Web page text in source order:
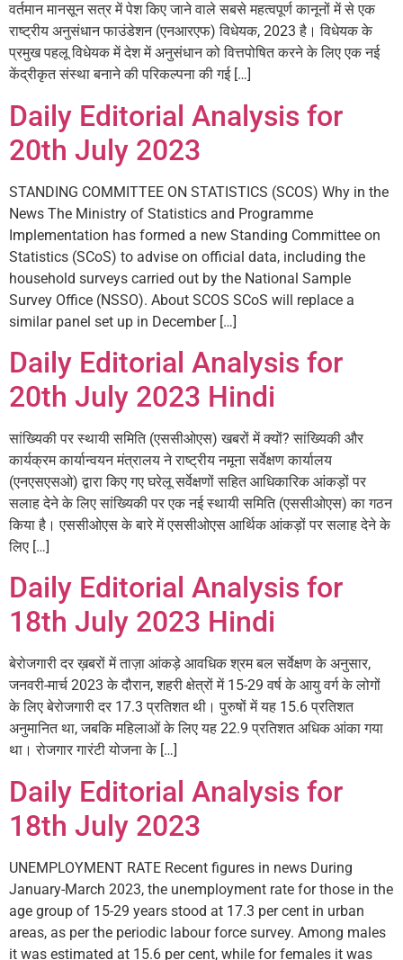
वर्तमान मानसून सत्र में पेश किए जाने वाले सबसे महत्वपूर्ण कानूनों में से एक
राष्ट्रीय अनुसंधान फाउंडेशन (एनआरएफ) विधेयक, 2023 है। विधेयक के
प्रमुख पहलू विधेयक में देश में अनुसंधान को वित्तपोषित करने के लिए एक नई
केंद्रीकृत संस्था बनाने की परिकल्पना की गई […]
Daily Editorial Analysis for
20th July 2023
STANDING COMMITTEE ON STATISTICS (SCOS) Why in the
News The Ministry of Statistics and Programme
Implementation has formed a new Standing Committee on
Statistics (SCoS) to advise on official data, including the
household surveys carried out by the National Sample
Survey Office (NSSO). About SCOS SCoS will replace a
similar panel set up in December […]
Daily Editorial Analysis for
20th July 2023 Hindi
सांख्यिकी पर स्थायी समिति (एससीओएस) खबरों में क्यों? सांख्यिकी और
कार्यक्रम कार्यान्वयन मंत्रालय ने राष्ट्रीय नमूना सर्वेक्षण कार्यालय
(एनएसएसओ) द्वारा किए गए घरेलू सर्वेक्षणों सहित आधिकारिक आंकड़ों पर
सलाह देने के लिए सांख्यिकी पर एक नई स्थायी समिति (एससीओएस) का गठन
किया है। एससीओएस के बारे में एससीओएस आर्थिक आंकड़ों पर सलाह देने के
लिए […]
Daily Editorial Analysis for
18th July 2023 Hindi
बेरोजगारी दर ख़बरों में ताज़ा आंकड़े आवधिक श्रम बल सर्वेक्षण के अनुसार,
जनवरी-मार्च 2023 के दौरान, शहरी क्षेत्रों में 15-29 वर्ष के आयु वर्ग के लोगों
के लिए बेरोजगारी दर 17.3 प्रतिशत थी। पुरुषों में यह 15.6 प्रतिशत
अनुमानित था, जबकि महिलाओं के लिए यह 22.9 प्रतिशत अधिक आंका गया
था। रोजगार गारंटी योजना के […]
Daily Editorial Analysis for
18th July 2023
UNEMPLOYMENT RATE Recent figures in news During
January-March 2023, the unemployment rate for those in the
age group of 15-29 years stood at 17.3 per cent in urban
areas, as per the periodic labour force survey. Among males
it was estimated at 15.6 per cent, while for females it was